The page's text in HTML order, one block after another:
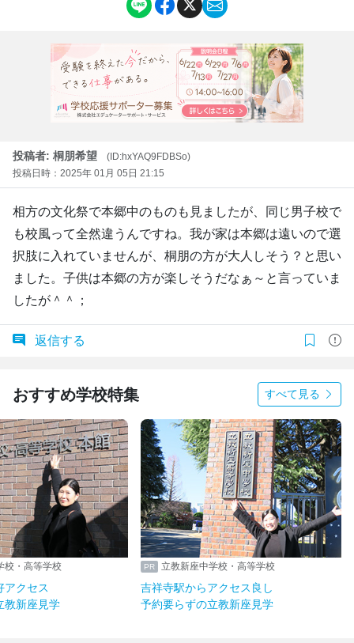
投稿者: 桐朋希望
(ID:hxYAQ9FDBSo)
投稿日時：2025年 01月 05日 21:15
相方の文化祭で本郷中のものも見ましたが、同じ男子校で
も校風って全然違うんですね。我が家は本郷は遠いので選
択肢に入れていませんが、桐朋の方が大人しそう？と思い
ました。子供は本郷の方が楽しそうだなぁ～と言っていま
したが＾＾；
返信する
おすすめ学校特集 すべて見る
校・高等学校
アクセス
教新座見学
立教新座中学校・高等学校
吉祥寺駅からアクセス良し
予約要らずの立教新座見学